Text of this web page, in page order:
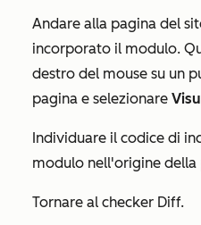
Andare alla pagina del
incorporato il modulo.
destro del mouse su un
pagina e selezionare
Individuare il codice di
modulo nell'origine della
Tornare al checker Diff.